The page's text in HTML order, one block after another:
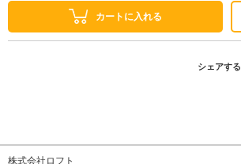
カートに入れる
シェアする
株式会社ロフト